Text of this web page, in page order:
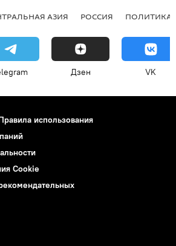
АЗИЯ РОССИЯ ПОЛИТИКА
Дзен VK
использования
Cookie